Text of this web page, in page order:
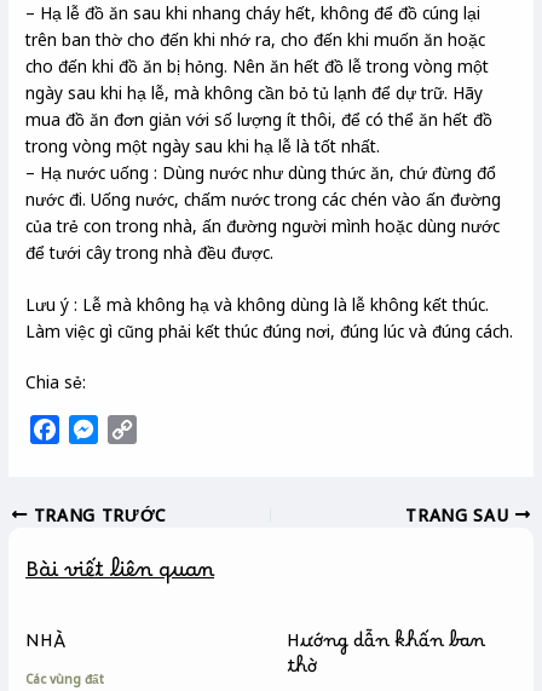
– Hạ lễ đồ ăn sau khi nhang cháy hết, không để đồ cúng lại
trên ban thờ cho đến khi nhớ ra, cho đến khi muốn ăn hoặc
cho đến khi đồ ăn bị hỏng. Nên ăn hết đồ lễ trong vòng một
ngày sau khi hạ lễ, mà không cần bỏ tủ lạnh để dự trữ. Hãy
mua đồ ăn đơn giản với số lượng ít thôi, để có thể ăn hết đồ
trong vòng một ngày sau khi hạ lễ là tốt nhất.
– Hạ nước uống : Dùng nước như dùng thức ăn, chứ đừng đổ
nước đi. Uống nước, chấm nước trong các chén vào ấn đường
của trẻ con trong nhà, ấn đường người mình hoặc dùng nước
để tưới cây trong nhà đều được.
Lưu ý : Lễ mà không hạ và không dùng là lễ không kết thúc.
Làm việc gì cũng phải kết thúc đúng nơi, đúng lúc và đúng cách.
Chia sẻ:
e
o
k
M
s
n
y
i
TRANG TRƯỚC TRANG SAU
Bài viết liên quan
NHÀ
Các vùng đất
Hướng dẫn khấn ban
thờ